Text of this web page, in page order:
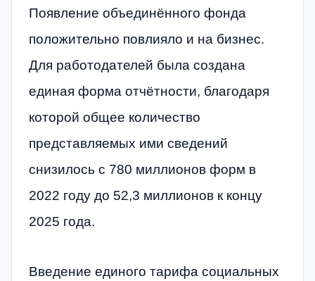
Появление объединённого фонда
положительно повлияло и на бизнес.
Для работодателей была создана
единая форма отчётности, благодаря
которой общее количество
представляемых ими сведений
снизилось с 780 миллионов форм в
2022 году до 52,3 миллионов к концу
2025 года.
Введение единого тарифа социальных